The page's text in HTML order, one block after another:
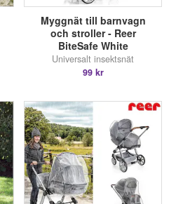
Myggnät till barnvagn
och stroller - Reer
BiteSafe White
Universalt insektsnät
99 kr